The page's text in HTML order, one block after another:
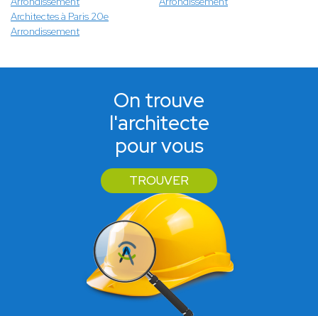
Architectes à Paris 20e
Arrondissement
On trouve
l'architecte
pour vous
TROUVER